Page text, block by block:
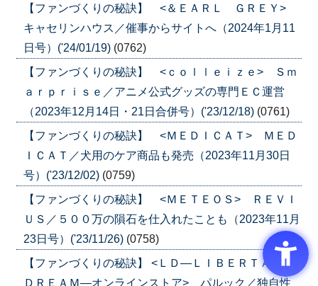
【ファンづくりの秘訣】 <＆ＥＡＲＬ ＧＲＥＹ>
キャセリンハウス／催事からサイトへ（2024年1月11
日号）('24/01/19) (0762)
【ファンづくりの秘訣】 <ｃｏｌｌｅｉｚｅ> Ｓｍ
ａｒｐｒｉｓｅ／アニメ公式グッズの専門ＥＣ運営
（2023年12月14日・21日合併号）('23/12/18) (0761)
【ファンづくりの秘訣】 <ＭＥＤＩＣＡＴ> ＭＥＤ
ＩＣＡＴ／犬用のケア商品も発売（2023年11月30日
号）('23/12/02) (0759)
【ファンづくりの秘訣】 <ＭＥＴＥＯＳ> ＲＥＶＩ
ＵＳ／５００万の隕石を仕入れたことも（2023年11月
23日号）('23/11/26) (0758)
【ファンづくりの秘訣】 <ＬＤ―ＬＩＢＥＲＴＡＳ
ＤＲＥＡＭ―オンラインストア> パルック／独自性